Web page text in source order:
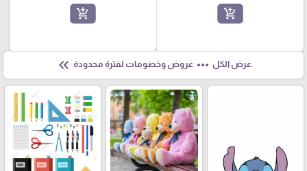
add_shopping_cart
add_shopping_cart
عرض الكل more_horiz عروض وخصومات لفترة محدودة keyboard_double_arrow_left